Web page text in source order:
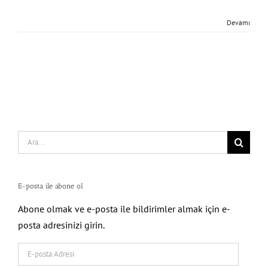
Devamı
Search
for:
E-posta ile abone ol
Abone olmak ve e-posta ile bildirimler almak için e-
posta adresinizi girin.